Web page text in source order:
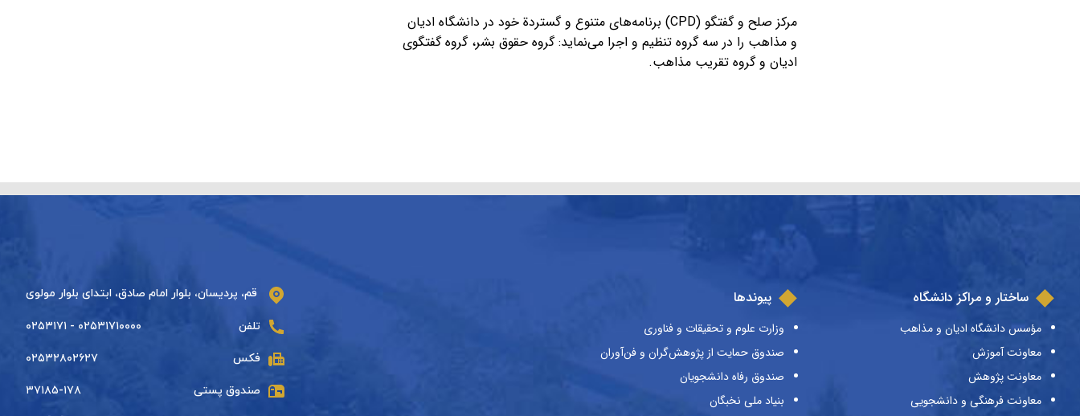
مرکز صلح و گفتگو (CPD) برنامه‌های متنوع و گستردة خود در دانشگاه ادیان
و مذاهب را در سه گروه تنظیم و اجرا می‌نماید: گروه حقوق بشر، گروه گفتگوی
ادیان و گروه تقریب مذاهب.
ساختار و مراکز دانشگاه
مؤسس دانشگاه ادیان و مذاهب
معاونت آموزش
معاونت پژوهش
معاونت فرهنگی و دانشجویی
پیوندها
وزارت علوم و تحقیقات و فناوری
صندوق حمایت از پژوهش‌گران و فن‌آوران
صندوق رفاه دانشجویان
بنیاد ملی نخبگان
قم، پردیسان، بلوار امام صادق، ابتدای بلوار مولوی
تلفن ۰۲۵۳۱۷۱۰۰۰۰ - ۰۲۵۳۱۷۱
فکس ۰۲۵۳۲۸۰۲۶۲۷
صندوق پستی ۳۷۱۸۵-۱۷۸